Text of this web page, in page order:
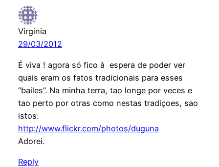
Virginia
29/03/2012
É viva ! agora só fico à espera de poder ver
quais eram os fatos tradicionais para esses
“bailes”. Na minha terra, tao longe por veces e
tao perto por otras como nestas tradiçoes, sao
istos:
http://www.flickr.com/photos/duguna
Adorei.
Reply